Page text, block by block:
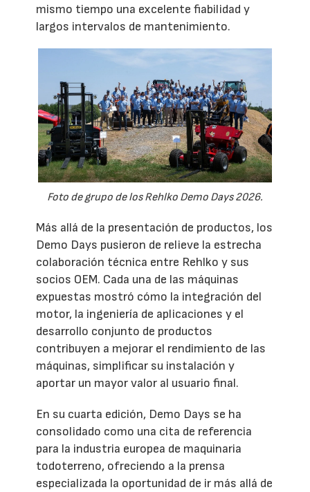
mismo tiempo una excelente fiabilidad y
largos intervalos de mantenimiento.
Foto de grupo de los Rehlko Demo Days 2026.
Más allá de la presentación de productos, los
Demo Days pusieron de relieve la estrecha
colaboración técnica entre Rehlko y sus
socios OEM. Cada una de las máquinas
expuestas mostró cómo la integración del
motor, la ingeniería de aplicaciones y el
desarrollo conjunto de productos
contribuyen a mejorar el rendimiento de las
máquinas, simplificar su instalación y
aportar un mayor valor al usuario final.
En su cuarta edición, Demo Days se ha
consolidado como una cita de referencia
para la industria europea de maquinaria
todoterreno, ofreciendo a la prensa
especializada la oportunidad de ir más allá de